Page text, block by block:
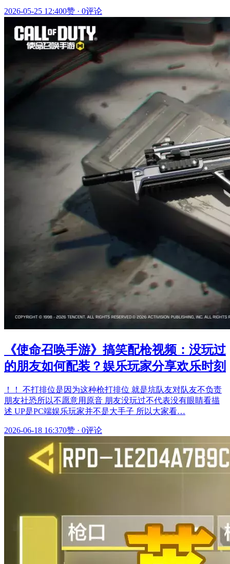
2026-05-25 12:400赞 · 0评论
《使命召唤手游》搞笑配枪视频：没玩过
的朋友如何配装？娱乐玩家分享欢乐时刻
！！ 不打排位是因为这种枪打排位 就是坑队友对队友不负责
朋友社恐所以不愿意用原音 朋友没玩过不代表没有眼睛看描
述 UP是PC端娱乐玩家并不是大手子 所以大家看…
2026-06-18 16:370赞 · 0评论